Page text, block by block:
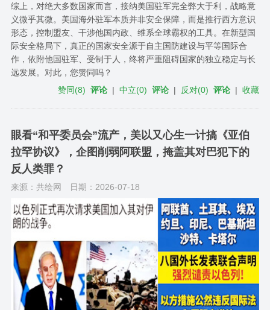
综上，对绝大多数国家而言，接纳美国驻军完全弊大于利，战略意
义微乎其微。美国海外驻军本质并非安全保障，而是推行西方意识
形态，控制盟友、干涉他国内政、维系全球霸权的工具。在新型国
际安全格局下，真正的国家安全源于自主国防建设与平等国际合
作，依附他国驻军、受制于人，终将严重阻碍国家的独立稳定与长
远发展。对此，您赞同吗？
赞同(8) 评论 |中立(0) 评论 | 反对(0) 评论 |收藏
眼看“和平委员会”流产，美以又心生一计搞《亚伯
拉罕协议》，企图削弱阿联盟，掩盖其对巴犯下的
反人类罪？
来源：共绘网 日期：2026-07-18